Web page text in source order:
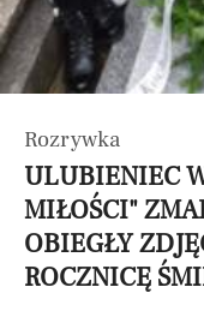
Rozrywka
ULUBIENIEC
MIŁOŚCI"
OBIEGŁY
ROCZNICĘ